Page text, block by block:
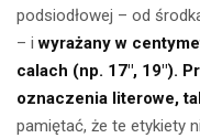
podsiodłowej – od
– iwyrażany w
calach (np. 17″, 19″).
oznaczenia literowe,
pamiętać, że te etykiety